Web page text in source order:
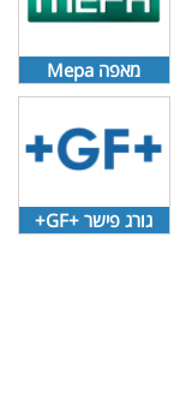
מאפה Mepa
גורג פישר +GF+